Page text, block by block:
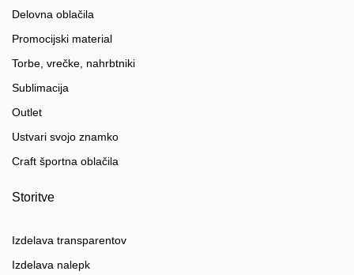
Delovna oblačila
Promocijski material
Torbe, vrečke, nahrbtniki
Sublimacija
Outlet
Ustvari svojo znamko
Craft športna oblačila
Storitve
Izdelava transparentov
Izdelava nalepk